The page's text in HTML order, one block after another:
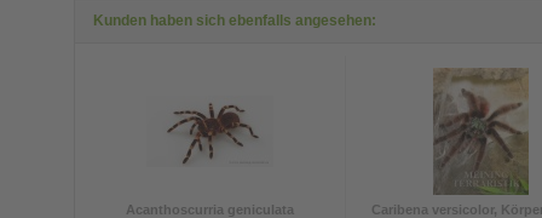
Kunden haben sich ebenfalls angesehen:
Acanthoscurria geniculata Caribena versicolor,